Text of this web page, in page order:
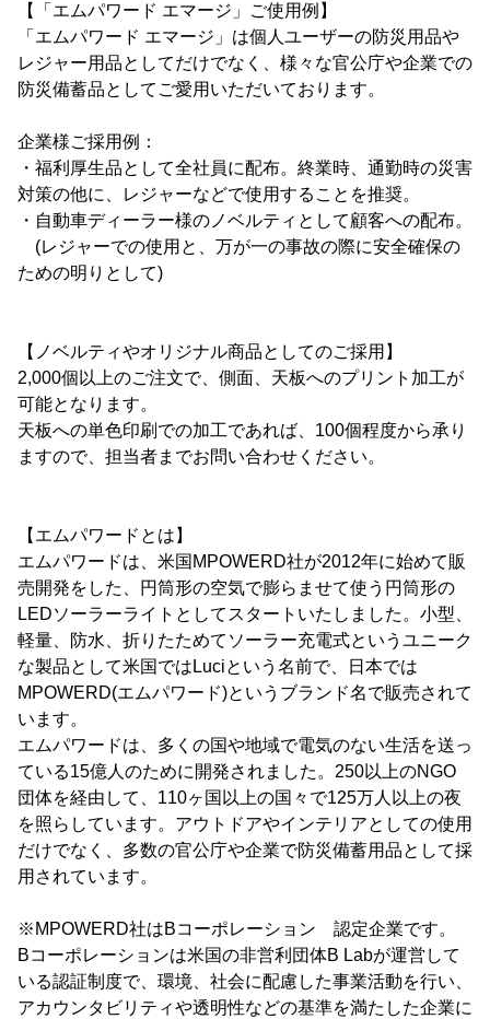
【「エムパワード エマージ」ご使用例】
「エムパワード エマージ」は個人ユーザーの防災用品や
レジャー用品としてだけでなく、様々な官公庁や企業での
防災備蓄品としてご愛用いただいております。
企業様ご採用例：
・福利厚生品として全社員に配布。終業時、通勤時の災害
対策の他に、レジャーなどで使用することを推奨。
・自動車ディーラー様のノベルティとして顧客への配布。
(レジャーでの使用と、万が一の事故の際に安全確保の
ための明りとして)
【ノベルティやオリジナル商品としてのご採用】
2,000個以上のご注文で、側面、天板へのプリント加工が
可能となります。
天板への単色印刷での加工であれば、100個程度から承り
ますので、担当者までお問い合わせください。
【エムパワードとは】
エムパワードは、米国MPOWERD社が2012年に始めて販
売開発をした、円筒形の空気で膨らませて使う円筒形の
LEDソーラーライトとしてスタートいたしました。小型、
軽量、防水、折りたためてソーラー充電式というユニーク
な製品として米国ではLuciという名前で、日本では
MPOWERD(エムパワード)というブランド名で販売されて
います。
エムパワードは、多くの国や地域で電気のない生活を送っ
ている15億人のために開発されました。250以上のNGO
団体を経由して、110ヶ国以上の国々で125万人以上の夜
を照らしています。アウトドアやインテリアとしての使用
だけでなく、多数の官公庁や企業で防災備蓄用品として採
用されています。
※MPOWERD社はBコーポレーション 認定企業です。
Bコーポレーションは米国の非営利団体B Labが運営して
いる認証制度で、環境、社会に配慮した事業活動を行い、
アカウンタビリティや透明性などの基準を満たした企業に